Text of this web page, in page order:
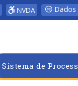
NVDA Dados
Sistema de